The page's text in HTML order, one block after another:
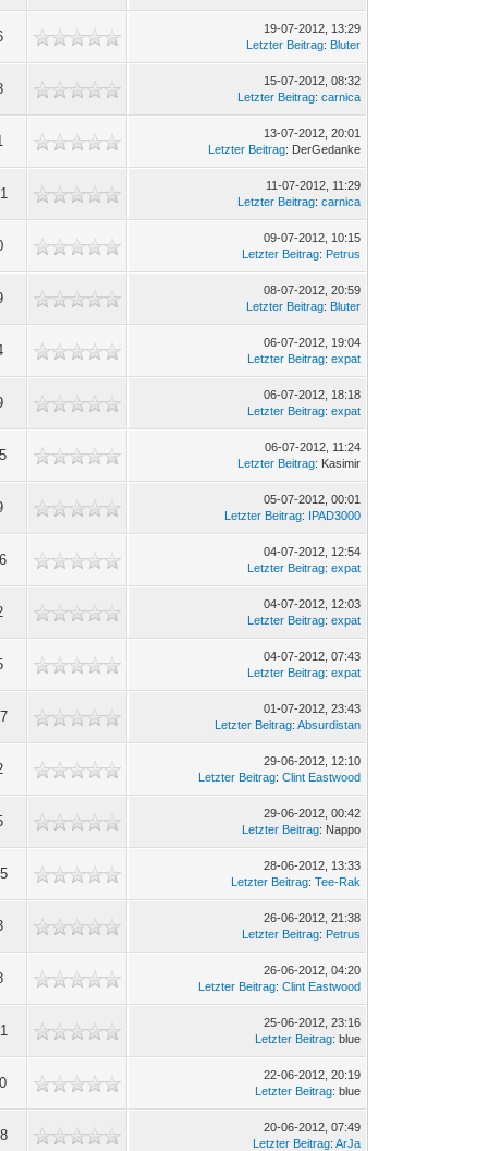
19-07-2012, 13:29
Letzter Beitrag: Bluter
15-07-2012, 08:32
Letzter Beitrag:carnica
13-07-2012, 20:01
Letzter Beitrag: DerGedanke
11-07-2012, 11:29
Letzter Beitrag:carnica
09-07-2012, 10:15
Letzter Beitrag: Petrus
08-07-2012, 20:59
Letzter Beitrag: Bluter
06-07-2012, 19:04
Letzter Beitrag:expat
06-07-2012, 18:18
Letzter Beitrag:expat
06-07-2012, 11:24
Letzter Beitrag: Kasimir
05-07-2012, 00:01
Letzter Beitrag: IPAD3000
04-07-2012, 12:54
Letzter Beitrag:expat
04-07-2012, 12:03
Letzter Beitrag:expat
04-07-2012, 07:43
Letzter Beitrag:expat
01-07-2012, 23:43
Letzter Beitrag:Absurdistan
29-06-2012, 12:10
Letzter Beitrag:Clint Eastwood
29-06-2012, 00:42
Letzter Beitrag: Nappo
28-06-2012, 13:33
Letzter Beitrag:Tee-Rak
26-06-2012, 21:38
Letzter Beitrag: Petrus
26-06-2012, 04:20
Letzter Beitrag:Clint Eastwood
25-06-2012, 23:16
Letzter Beitrag: blue
22-06-2012, 20:19
Letzter Beitrag: blue
20-06-2012, 07:49
Letzter Beitrag:ArJa